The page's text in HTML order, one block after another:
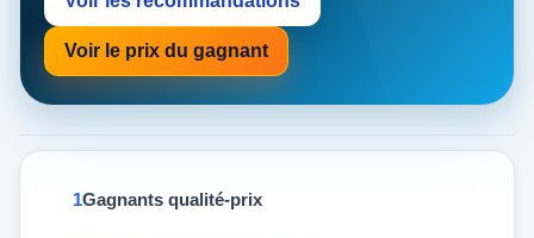
Voir le prix du gagnant
Gagnants qualité-prix